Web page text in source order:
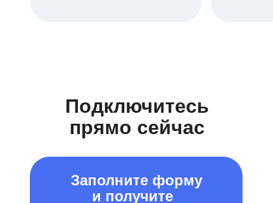
Подключитесь
прямо сейчас
Заполните форму
и получите